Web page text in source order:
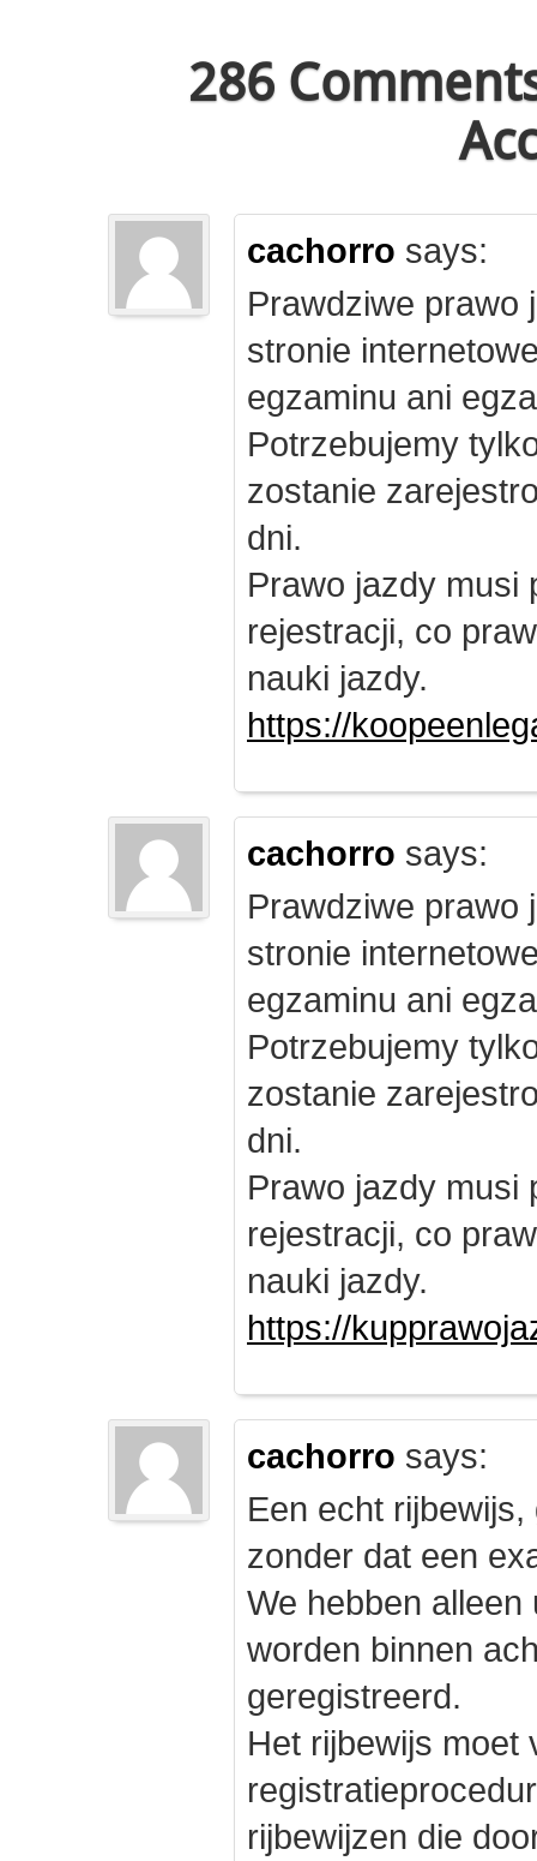
286
cachorro says:
Prawdziwe prawo
stronie
egzaminu ani
Potrzebujemy
zostanie
dni.
Prawo jazdy musi
rejestracji, co
nauki jazdy.
https://
cachorro says:
Prawdziwe prawo
stronie
egzaminu ani
Potrzebujemy
zostanie
dni.
Prawo jazdy musi
rejestracji, co
nauki jazdy.
https://
cachorro says:
Een echt
zonder dat een
We hebben
worden binnen
geregistreerd.
Het rijbewijs moet
rijbewijzen die